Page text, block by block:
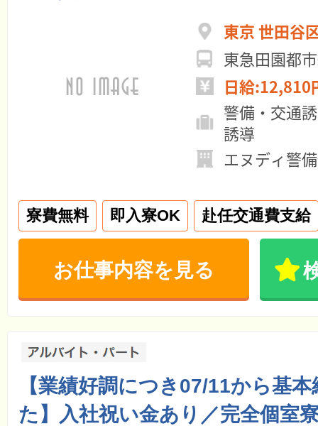
東京 世田谷
東急田園都
日給:12,810
警備・交通
誘導
エヌディ警
寮費無料 即入寮OK 赴任交通費支給
お仕事内容を見る
【業績好調につき07/11から基
た】入社祝い金あり／完全個室